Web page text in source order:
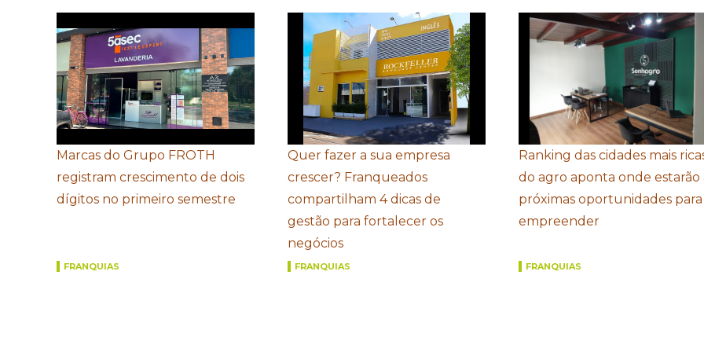
Marcas do Grupo FROTH
registram crescimento de dois
dígitos no primeiro semestre
FRANQUIAS
Quer fazer a sua empresa
crescer? Franqueados
compartilham 4 dicas de
gestão para fortalecer os
negócios
FRANQUIAS
Ranking das cidades mais
do agro aponta onde estarão
próximas oportunidades para
empreender
FRANQUIAS